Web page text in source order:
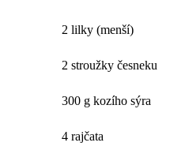
2 lilky (menší)
2 stroužky česneku
300 g kozího sýra
4 rajčata